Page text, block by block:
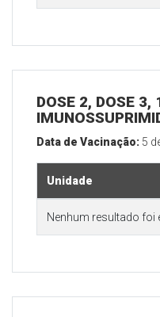
DOSE 2, DOSE
Data de Vacinação: 5
Unidade
Nenhum resultado foi